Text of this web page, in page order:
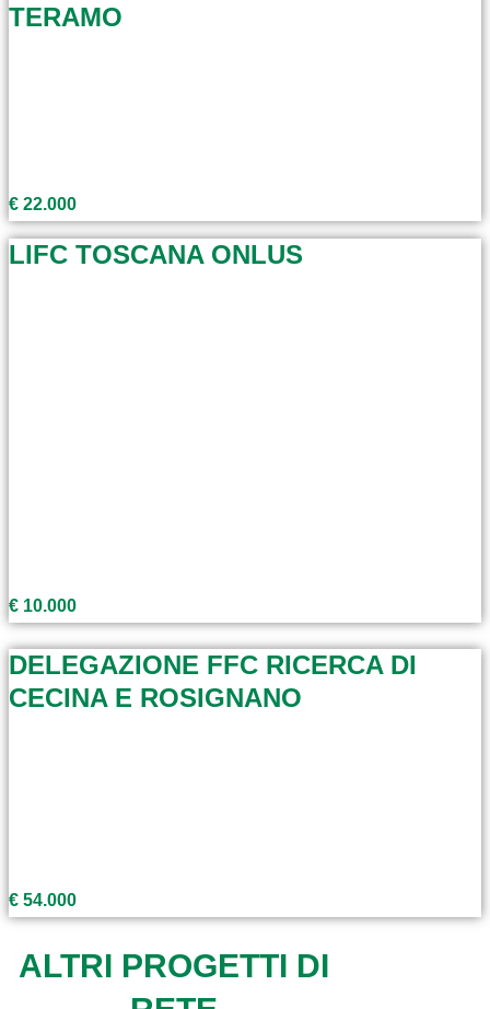
TERAMO
€ 22.000
LIFC TOSCANA ONLUS
€ 10.000
DELEGAZIONE FFC RICERCA DI
CECINA E ROSIGNANO
€ 54.000
ALTRI PROGETTI DI